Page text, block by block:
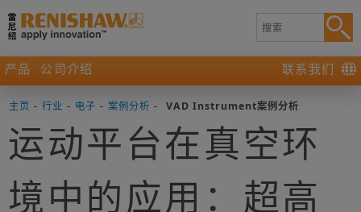
产品 公司介绍 联系我们
主页 - 行业 - 电子 - 案例分析 - VAD Instrument案例分析
运动平台在真空环
境中的应用：超高